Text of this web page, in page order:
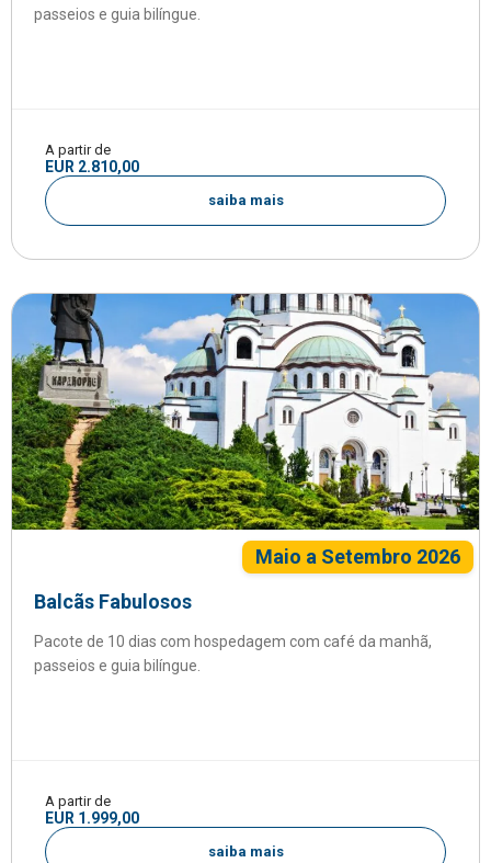
passeios e guia bilíngue.
A partir de
EUR 2.810,00
saiba mais
Maio a Setembro 2026
Balcãs Fabulosos
Pacote de 10 dias com hospedagem com café da manhã,
passeios e guia bilíngue.
A partir de
EUR 1.999,00
saiba mais